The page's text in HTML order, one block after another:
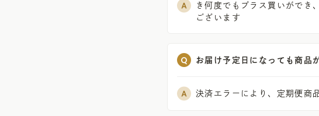
き何度でもプラス買いができ
ございます
お届け予定日になっても商品
決済エラーにより、定期便商